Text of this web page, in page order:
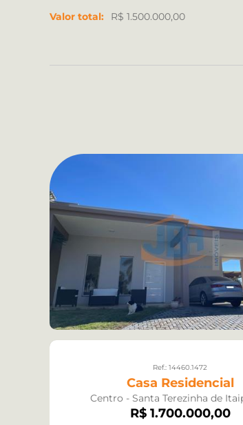
Valor total: R$ 1.500.000,00
Ref.: 14460.1472
Casa Residencial
Centro - Santa Terezinha de
R$ 1.700.000,00